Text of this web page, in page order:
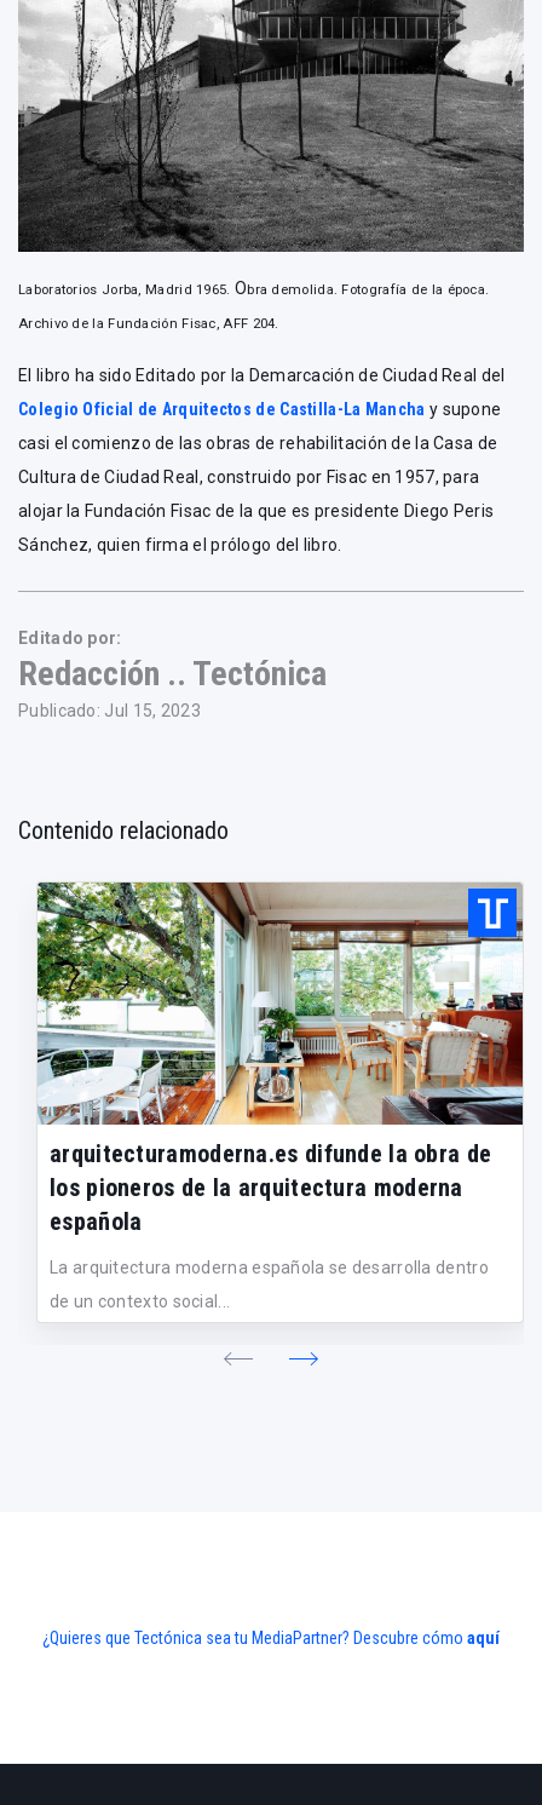
Laboratorios Jorba, Madrid 1965. Obra demolida. Fotografía de la época.
Archivo de la Fundación Fisac, AFF 204.
El libro ha sido Editado por la Demarcación de Ciudad Real del
Colegio Oficial de Arquitectos de Castilla-La Mancha y supone
casi el comienzo de las obras de rehabilitación de la Casa de
Cultura de Ciudad Real, construido por Fisac en 1957, para
alojar la Fundación Fisac de la que es presidente Diego Peris
Sánchez, quien firma el prólogo del libro.
Editado por:
Redacción .. Tectónica
Publicado: Jul 15, 2023
Contenido relacionado
arquitecturamoderna.es difunde la obra de
los pioneros de la arquitectura moderna
española
La arquitectura moderna española se desarrolla dentro
de un contexto social...
¿Quieres que Tectónica sea tu MediaPartner? Descubre cómo aquí